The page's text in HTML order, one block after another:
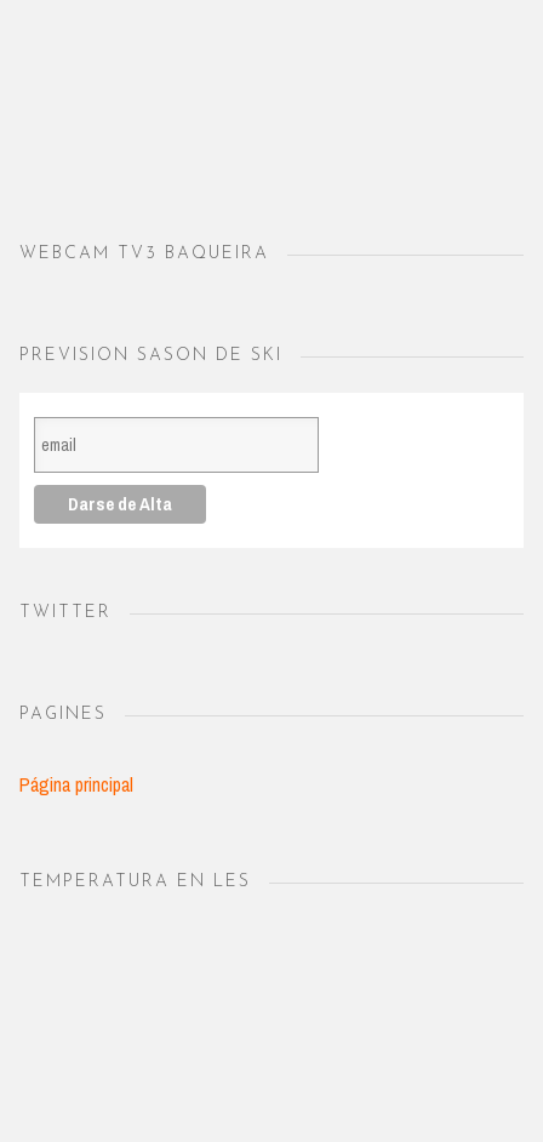
WEBCAM TV3 BAQUEIRA
PREVISION SASON DE SKI
TWITTER
PAGINES
Página principal
TEMPERATURA EN LES